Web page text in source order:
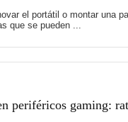
el portátil o montar una
que se pueden ...
periféricos gaming: